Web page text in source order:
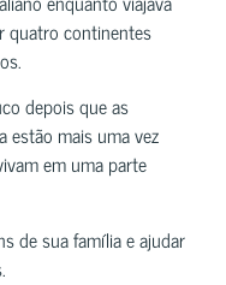
quatro continentes
depois que as
estão mais uma vez
em uma parte
de sua família e ajudar